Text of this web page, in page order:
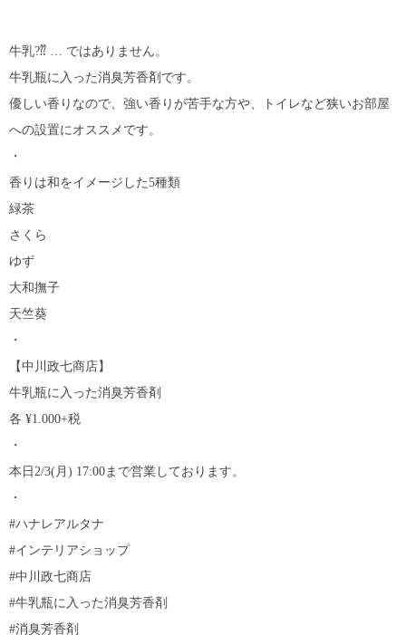
牛乳?⁇ … ではありません。
牛乳瓶に入った消臭芳香剤です。
優しい香りなので、強い香りが苦手な方や、トイレなど狭いお部屋
への設置にオススメです。
・
香りは和をイメージした5種類
緑茶
さくら
ゆず
大和撫子
天竺葵
・
【中川政七商店】
牛乳瓶に入った消臭芳香剤
各 ¥1.000+税
・
本日2/3(月) 17:00まで営業しております。
・
#ハナレアルタナ
#インテリアショップ
#中川政七商店
#牛乳瓶に入った消臭芳香剤
#消臭芳香剤